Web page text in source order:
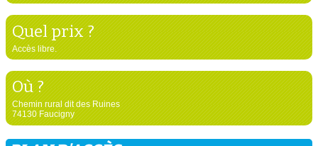
Quel prix ?
Accès libre.
Où ?
Chemin rural dit des Ruines
74130 Faucigny